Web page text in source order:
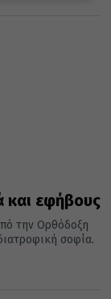
και εφήβους
την Ορθόδοξη
σοφία.